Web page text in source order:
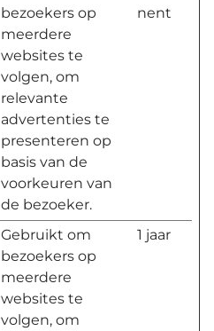
bezoekers op
meerdere
websites te
volgen, om
relevante
advertenties te
presenteren op
basis van de
voorkeuren van
de bezoeker.
nent
Gebruikt om
bezoekers op
meerdere
websites te
volgen, om
1 jaar